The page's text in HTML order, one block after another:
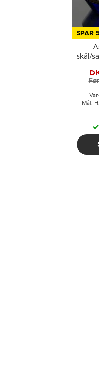
SPAR
skål/
Mål: